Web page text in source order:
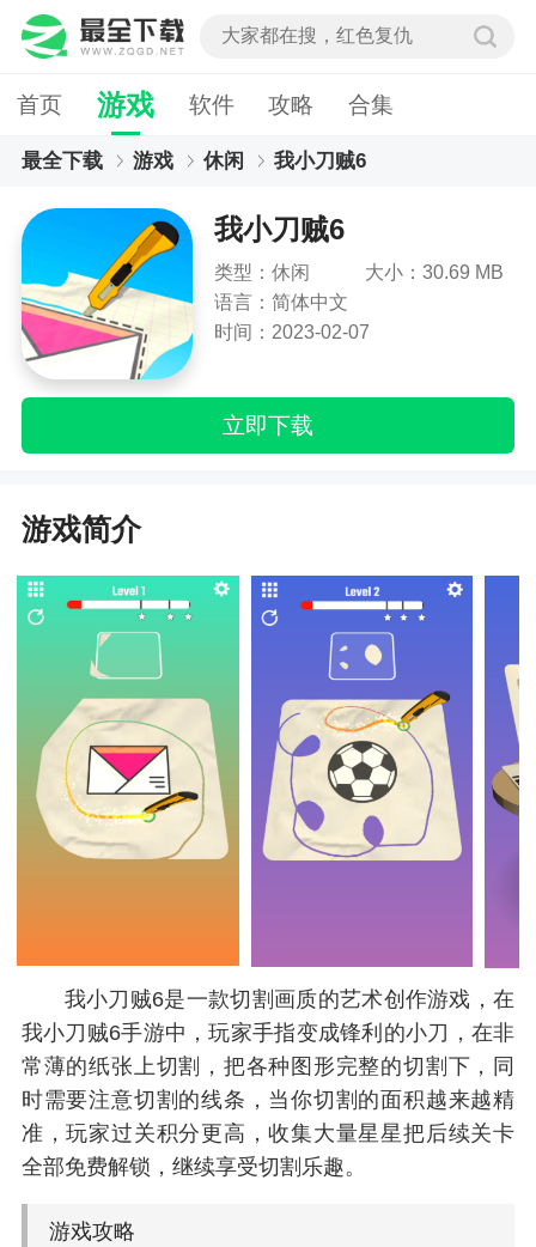
首页 游戏 软件 攻略 合集
最全下载 游戏 休闲 我小刀贼6
我小刀贼6
类型：休闲
大小：30.69 MB
语言：简体中文
时间：2023-02-07
立即下载
游戏简介
我小刀贼6是一款切割画质的艺术创作游戏，在
我小刀贼6手游中，玩家手指变成锋利的小刀，在非
常薄的纸张上切割，把各种图形完整的切割下，同
时需要注意切割的线条，当你切割的面积越来越精
准，玩家过关积分更高，收集大量星星把后续关卡
全部免费解锁，继续享受切割乐趣。
游戏攻略